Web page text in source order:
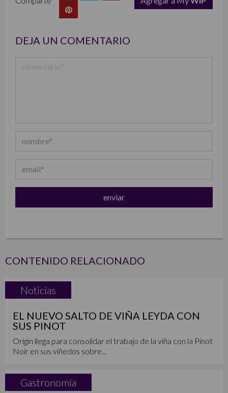
DEJA UN COMENTARIO
CONTENIDO RELACIONADO
Noticias
EL NUEVO SALTO DE VIÑA LEYDA CON
SUS PINOT
Origin llega para consolidar el trabajo de la viña con la Pinot
Noir en sus viñedos sobre...
Gastronomía